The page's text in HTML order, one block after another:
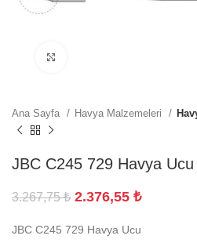
Ana Sayfa Havya Malzemeleri
JBC C245 729 Havya Ucu
3.267,75₺ 2.376,55 ₺
JBC C245 729 Havya Ucu